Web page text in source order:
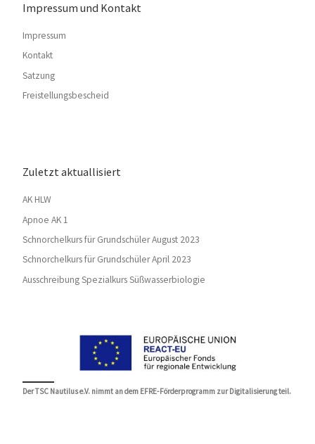
Impressum und Kontakt
Impressum
Kontakt
Satzung
Freistellungsbescheid
Zuletzt aktuallisiert
AK HLW
Apnoe AK 1
Schnorchelkurs für Grundschüler August 2023
Schnorchelkurs für Grundschüler April 2023
Ausschreibung Spezialkurs Süßwasserbiologie
Der TSC Nautilus e.V. nimmt an dem EFRE-Förderprogramm zur Digitalisierung teil.